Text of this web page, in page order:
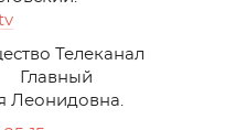
Телеканал
Леонидовна.